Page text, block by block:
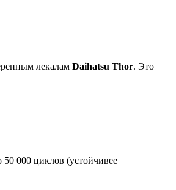
лекалам Daihatsu Thor. Это
000 циклов (устойчивее